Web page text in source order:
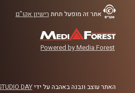
אתר זה מופעל תחת רישיון אקו"ם
Powered by Media Forest
האתר עוצב ונבנה באהבה על ידיDAY